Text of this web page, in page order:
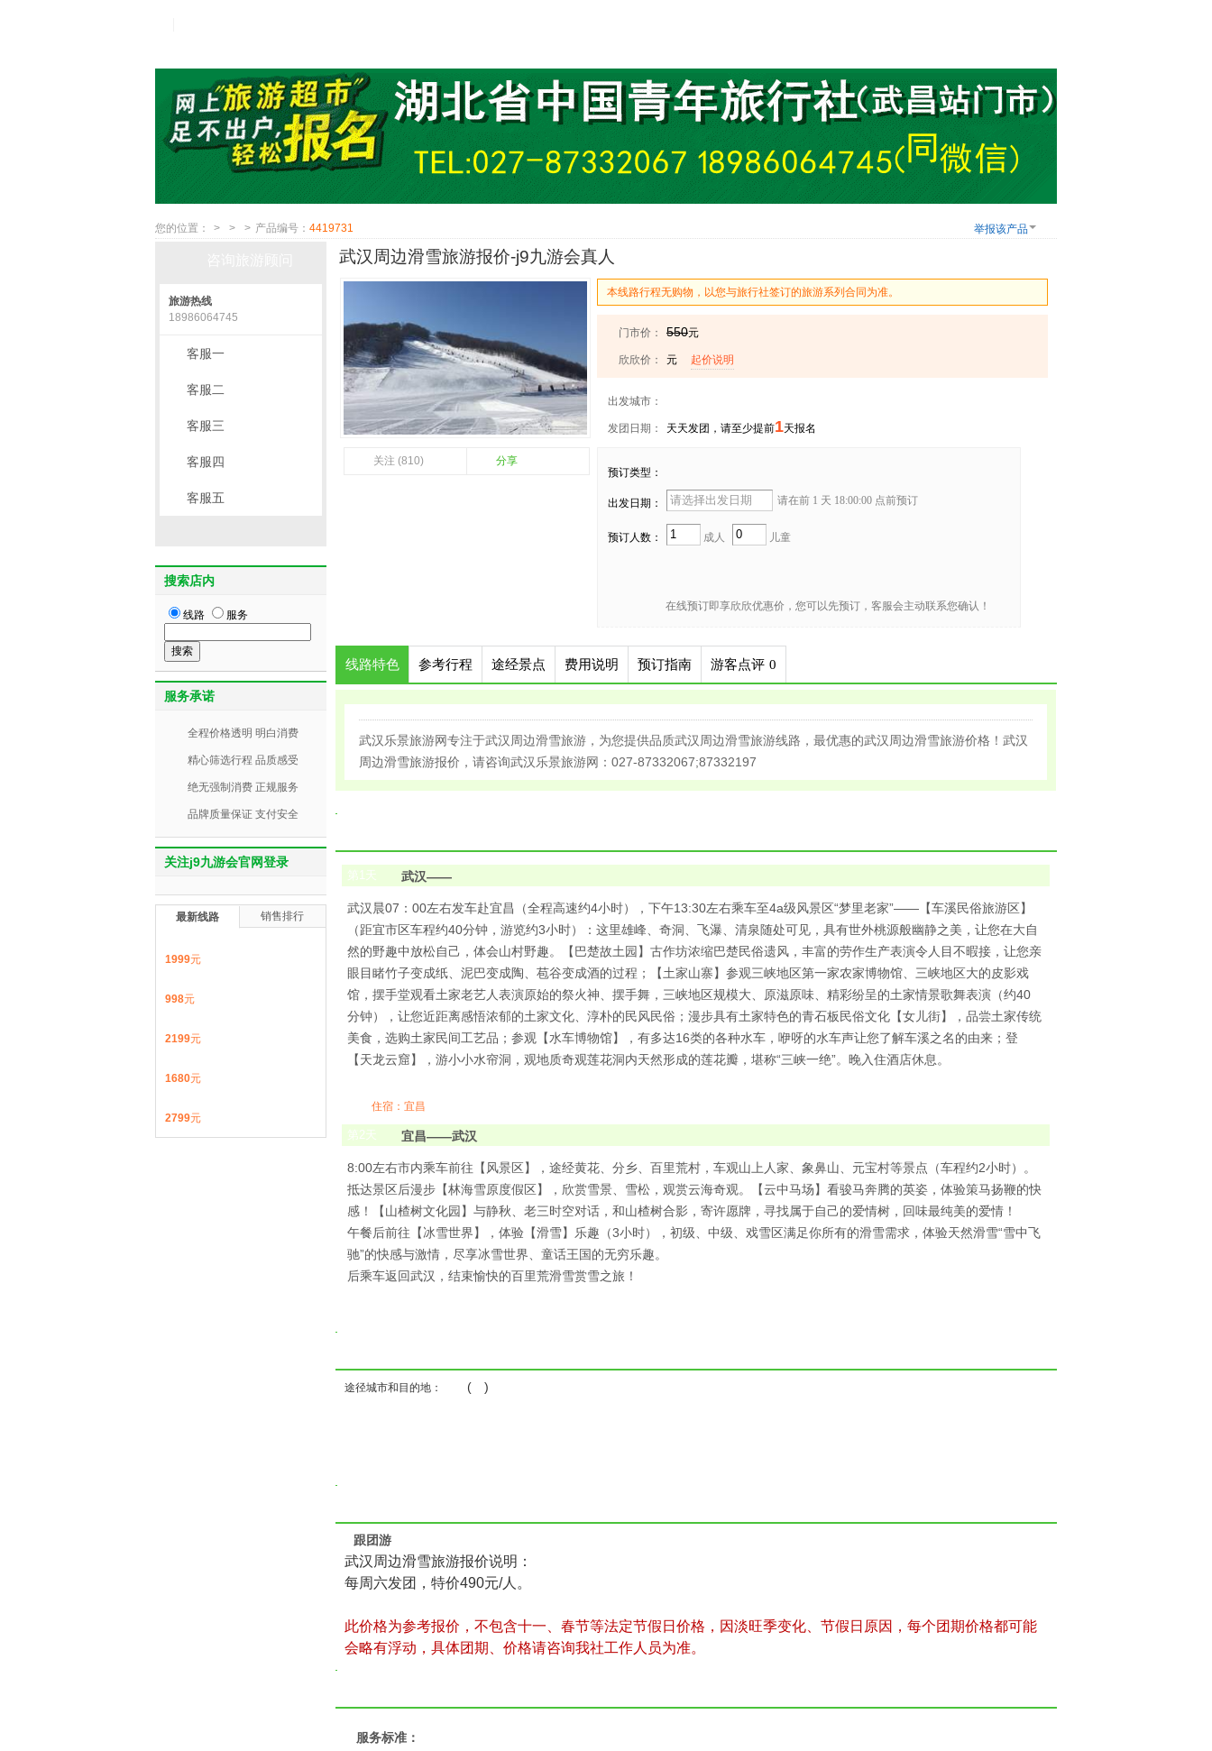
您的位置： > > > 产品编号： 4419731
武汉周边滑雪旅游报价-j9九游会真人
关注 (810) 分享
本线路行程无购物，以您与旅行社签订的旅游系列合同为准。
门市价： 550元
欣欣价： 元 起价说明
出发城市：
发团日期： 天天发团，请至少提前1天报名
预订类型：
出发日期： 请在前 1 天 18:00:00 点前预订
预订人数： 成人 儿童
在线预订即享欣欣优惠价，您可以先预订，客服会主动联系您确认！
线路特色 参考行程 途经景点 费用说明 预订指南 游客点评 0
武汉乐景旅游网专注于武汉周边滑雪旅游，为您提供品质武汉周边滑雪旅游线路，最优惠的武汉周边滑雪旅游价格！武汉
周边滑雪旅游报价，请咨询武汉乐景旅游网：027-87332067;87332197
第1天 武汉——
武汉晨07：00左右发车赴宜昌（全程高速约4小时），下午13:30左右乘车至4a级风景区“梦里老家”——【车溪民俗旅游区】
（距宜市区车程约40分钟，游览约3小时）：这里雄峰、奇洞、飞瀑、清泉随处可见，具有世外桃源般幽静之美，让您在大自
然的野趣中放松自己，体会山村野趣。【巴楚故土园】古作坊浓缩巴楚民俗遗风，丰富的劳作生产表演令人目不暇接，让您亲
眼目睹竹子变成纸、泥巴变成陶、苞谷变成酒的过程；【土家山寨】参观三峡地区第一家农家博物馆、三峡地区大的皮影戏
馆，摆手堂观看土家老艺人表演原始的祭火神、摆手舞，三峡地区规模大、原滋原味、精彩纷呈的土家情景歌舞表演（约40
分钟），让您近距离感悟浓郁的土家文化、淳朴的民风民俗；漫步具有土家特色的青石板民俗文化【女儿街】，品尝土家传统
美食，选购土家民间工艺品；参观【水车博物馆】，有多达16类的各种水车，咿呀的水车声让您了解车溪之名的由来；登
【天龙云窟】，游小小水帘洞，观地质奇观莲花洞内天然形成的莲花瓣，堪称“三峡一绝”。晚入住酒店休息。
住宿：宜昌
第2天 宜昌——武汉
8:00左右市内乘车前往【风景区】，途经黄花、分乡、百里荒村，车观山上人家、象鼻山、元宝村等景点（车程约2小时）。
抵达景区后漫步【林海雪原度假区】，欣赏雪景、雪松，观赏云海奇观。【云中马场】看骏马奔腾的英姿，体验策马扬鞭的快
感！【山楂树文化园】与静秋、老三时空对话，和山楂树合影，寄许愿牌，寻找属于自己的爱情树，回味最纯美的爱情！
午餐后前往【冰雪世界】，体验【滑雪】乐趣（3小时），初级、中级、戏雪区满足你所有的滑雪需求，体验天然滑雪“雪中飞
驰”的快感与激情，尽享冰雪世界、童话王国的无穷乐趣。
后乘车返回武汉，结束愉快的百里荒滑雪赏雪之旅！
途径城市和目的地： ( )
跟团游
武汉周边滑雪旅游报价说明：
每周六发团，特价490元/人。
此价格为参考报价，不包含十一、春节等法定节假日价格，因淡旺季变化、节假日原因，每个团期价格都可能
会略有浮动，具体团期、价格请咨询我社工作人员为准。
服务标准：
旅游热线
18986064745
客服一
客服二
客服三
客服四
客服五
搜索店内
线路 服务
服务承诺
全程价格透明 明白消费
精心筛选行程 品质感受
绝无强制消费 正规服务
品牌质量保证 支付安全
关注j9九游会官网登录
最新线路 销售排行
1999元
998元
2199元
1680元
2799元
举报该产品